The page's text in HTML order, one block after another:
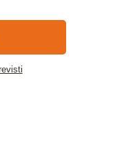
sulla privacy
Blog Mappa del sito